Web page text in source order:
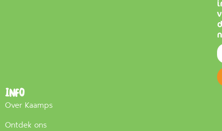
Info
Over Kaamps
Ontdek ons